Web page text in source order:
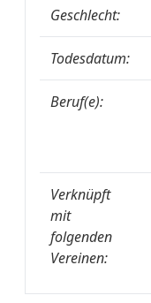
Geschlecht:
Todesdatum:
Beruf(e):
Verknüpft
mit
folgenden
Vereinen: